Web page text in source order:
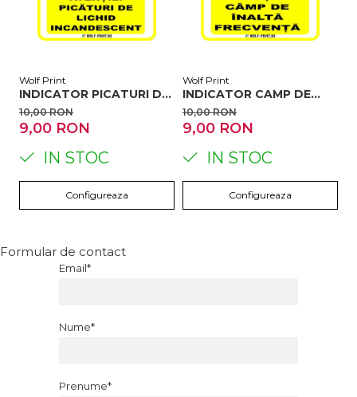
Wolf Print
INDICATOR PICATURI DE
LICHID INCANDESCENT
10,00 RON
9,00 RON
IN STOC
Configureaza
Wolf Print
INDICATOR CAMP DE
INALTA FRECVENTA
10,00 RON
9,00 RON
IN STOC
Configureaza
Formular de contact
Email*
Nume*
Prenume*